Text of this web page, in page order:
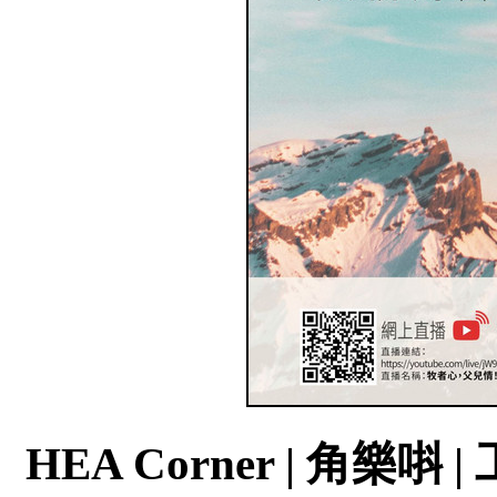
HEA Corner | 角樂唞 |